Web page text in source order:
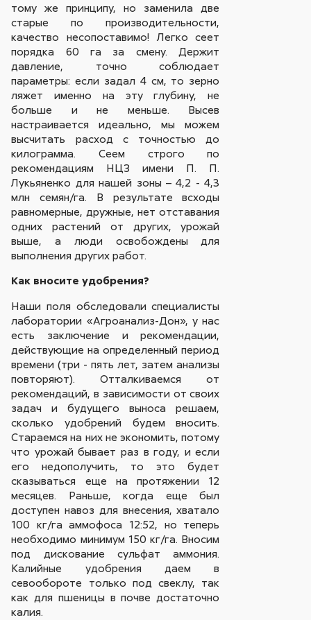
тому же принципу, но заменила две
старые по производительности,
качество несопоставимо! Легко сеет
порядка 60 га за смену. Держит
давление, точно соблюдает
параметры: если задал 4 см, то зерно
ляжет именно на эту глубину, не
больше и не меньше. Высев
настраивается идеально, мы можем
высчитать расход с точностью до
килограмма. Сеем строго по
рекомендациям НЦЗ имени П. П.
Лукьяненко для нашей зоны – 4,2 - 4,3
млн семян/га. В результате всходы
равномерные, дружные, нет отставания
одних растений от других, урожай
выше, а люди освобождены для
выполнения других работ.
Как вносите удобрения?
Наши поля обследовали специалисты
лаборатории «Агроанализ-Дон», у нас
есть заключение и рекомендации,
действующие на определенный период
времени (три - пять лет, затем анализы
повторяют). Отталкиваемся от
рекомендаций, в зависимости от своих
задач и будущего выноса решаем,
сколько удобрений будем вносить.
Стараемся на них не экономить, потому
что урожай бывает раз в году, и если
его недополучить, то это будет
сказываться еще на протяжении 12
месяцев. Раньше, когда еще был
доступен навоз для внесения, хватало
100 кг/га аммофоса 12:52, но теперь
необходимо минимум 150 кг/га. Вносим
под дискование сульфат аммония.
Калийные удобрения даем в
севообороте только под свеклу, так
как для пшеницы в почве достаточно
калия.